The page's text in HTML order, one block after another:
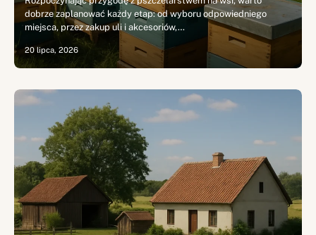
dobrze zaplanować każdy etap: od wyboru odpowiedniego
miejsca, przez zakup uli i akcesoriów,…
20 lipca, 2026